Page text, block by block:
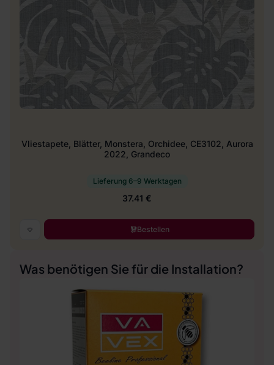
Vliestapete, Blätter, Monstera, Orchidee, CE3102, Aurora
2022, Grandeco
Lieferung 6–9 Werktagen
37.41 €
Bestellen
Was benötigen Sie für die Installation?